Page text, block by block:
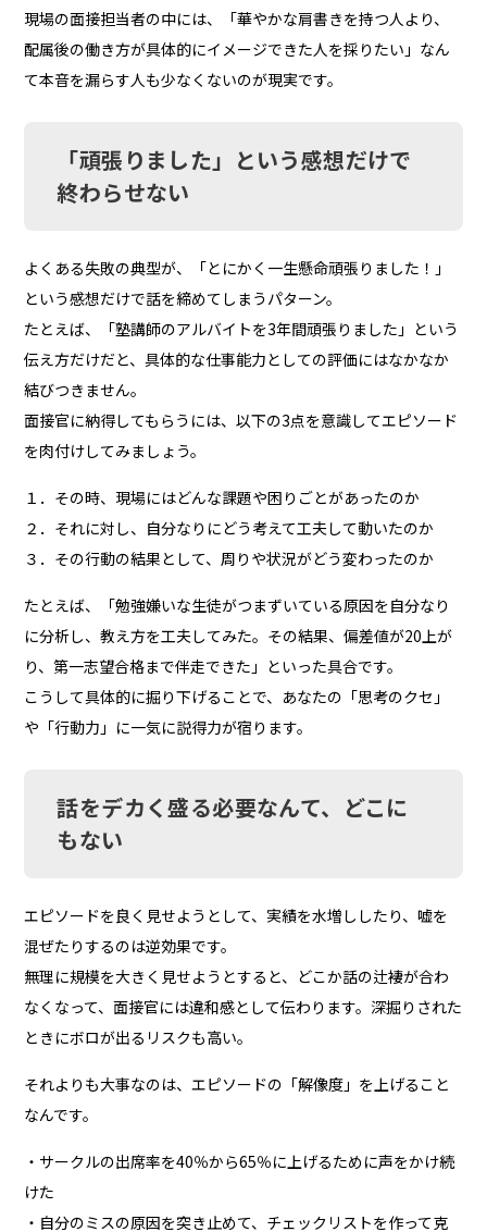
現場の面接担当者の中には、「華やかな肩書きを持つ人より、
配属後の働き方が具体的にイメージできた人を採りたい」なん
て本音を漏らす人も少なくないのが現実です。
「頑張りました」という感想だけで
終わらせない
よくある失敗の典型が、「とにかく一生懸命頑張りました！」
という感想だけで話を締めてしまうパターン。
たとえば、「塾講師のアルバイトを3年間頑張りました」という
伝え方だけだと、具体的な仕事能力としての評価にはなかなか
結びつきません。
面接官に納得してもらうには、以下の3点を意識してエピソード
を肉付けしてみましょう。
１．その時、現場にはどんな課題や困りごとがあったのか
２．それに対し、自分なりにどう考えて工夫して動いたのか
３．その行動の結果として、周りや状況がどう変わったのか
たとえば、「勉強嫌いな生徒がつまずいている原因を自分なり
に分析し、教え方を工夫してみた。その結果、偏差値が20上が
り、第一志望合格まで伴走できた」といった具合です。
こうして具体的に掘り下げることで、あなたの「思考のクセ」
や「行動力」に一気に説得力が宿ります。
話をデカく盛る必要なんて、どこに
もない
エピソードを良く見せようとして、実績を水増ししたり、嘘を
混ぜたりするのは逆効果です。
無理に規模を大きく見せようとすると、どこか話の辻褄が合わ
なくなって、面接官には違和感として伝わります。深掘りされた
ときにボロが出るリスクも高い。
それよりも大事なのは、エピソードの「解像度」を上げること
なんです。
・サークルの出席率を40％から65％に上げるために声をかけ続
けた
・自分のミスの原因を突き止めて、チェックリストを作って克